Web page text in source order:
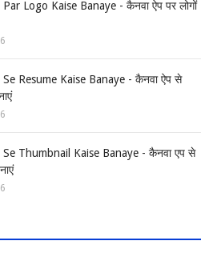
Logo Kaise Banaye - कैनवा ऐप पर लोगों
Resume Kaise Banaye - कैनवा ऐप से
Thumbnail Kaise Banaye - कैनवा एप से